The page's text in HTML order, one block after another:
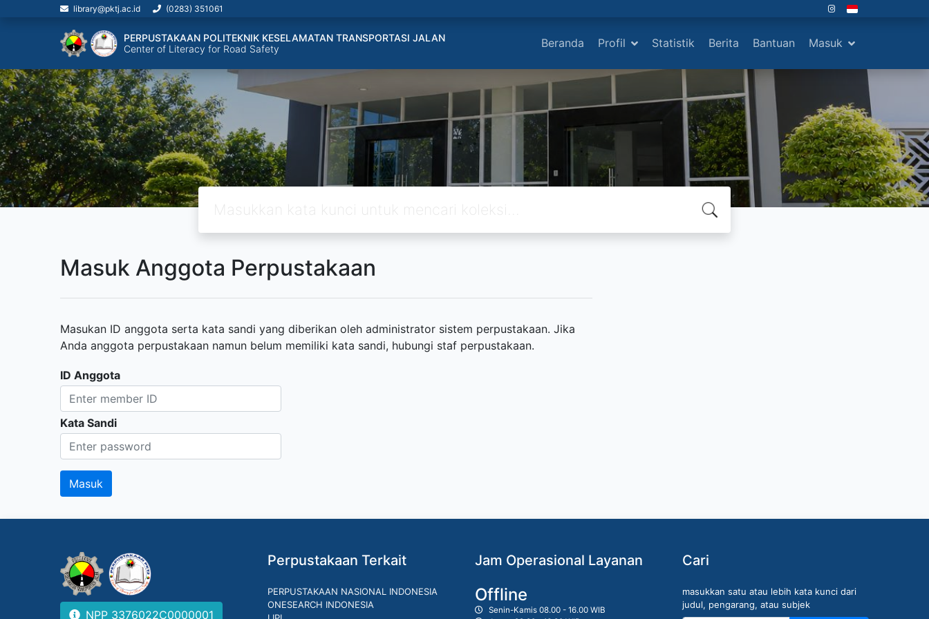
library@pktj.ac.id (0283) 351061
PERPUSTAKAAN POLITEKNIK KESELAMATAN TRANSPORTASI JALAN
Center of Literacy for Road Safety
Beranda Profil Statistik Berita Bantuan Masuk
Masuk Anggota Perpustakaan
Masukan ID anggota serta kata sandi yang diberikan oleh administrator sistem perpustakaan. Jika
Anda anggota perpustakaan namun belum memiliki kata sandi, hubungi staf perpustakaan.
ID Anggota
Kata Sandi
NPP 3376022C0000001
Perpustakaan Terkait
PERPUSTAKAAN NASIONAL INDONESIA
ONESEARCH INDONESIA
Jam Operasional Layanan
Offline
Senin-Kamis 08.00 - 16.00 WIB
Cari
masukkan satu atau lebih kata kunci dari
judul, pengarang, atau subjek